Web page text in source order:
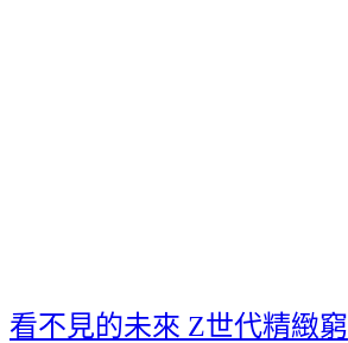
看不見的未來 Z世代精緻窮